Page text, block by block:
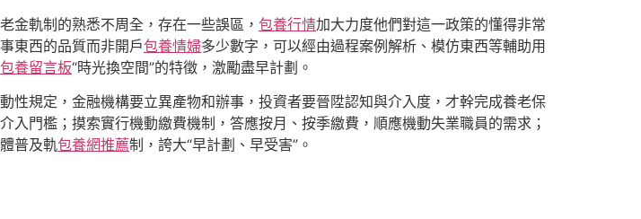
金軌制的熟悉不周全，存在一些誤區， 包養行情加大力度他們對這一政策的懂得非常
東西的品質而非開戶包養情婦多少數字，可以經由過程案例解析、模仿東西等輔助用
包養留言板“時光換空間”的特徵，激勵盡早計劃。
性規定，金融機構要立異產物和辦事，投資者要晉陞認知與介入度，才幹完成養老保
門檻；摸索實行機動繳費機制，答應按月、按季繳費，順應機動失業職員的需求；
普及軌包養網推薦制，誇大“早計劃、早受害”。